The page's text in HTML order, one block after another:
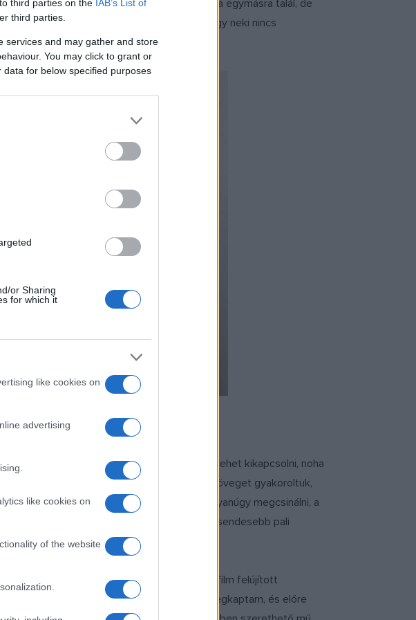
third parties on the IAB’s List of
third parties.
services and may gather and store
You may click to grant or
for below specified purposes
or Sharing
for which it
like cookies on
advertising
like cookies on
of the website
A két magányos lélek, Zoé és Béla egymásra talál, de
az alapon kerültünk egy hullámhosszra, hogy neki nincs
átrendezik a helyszínt, mert közben nem lehet kikapcsolni, noha
ezért miközben várakoztunk és a szöveget gyakoroltuk,
mindent, amit a színész nem tud mindig ugyanúgy megcsinálni, a
Nem mindenkinek van, de én csendesebb pali
játszotta, később a
című film felújított
A forgatókönyvet jóval hamarabb megkaptam, és előre